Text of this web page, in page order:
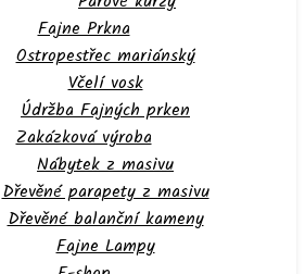
Fajne Prkna
Ostropestřec mariánský
Včelí vosk
Údržba Fajných prken
Zakázková výroba
Nábytek z masivu
Dřevěné parapety z masivu
Dřevěné balanční kameny
Fajne Lampy